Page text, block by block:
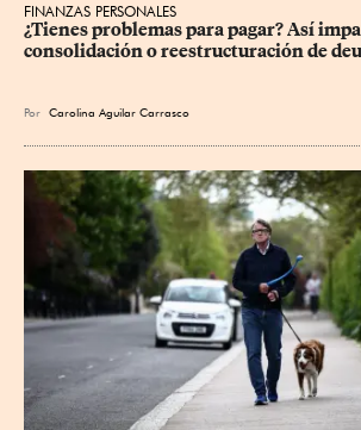
FINANZAS PERSONALES
¿Tienes problemas para pagar? Así
consolidación o reestructuración de
Por Carolina Aguilar Carrasco